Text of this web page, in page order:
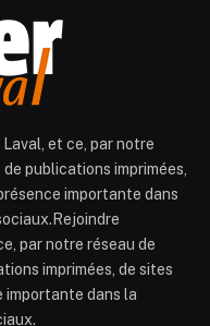
Laval, et ce, par notre
publications imprimées,
importante dans
par notre réseau de
imprimées, de sites
importante dans la